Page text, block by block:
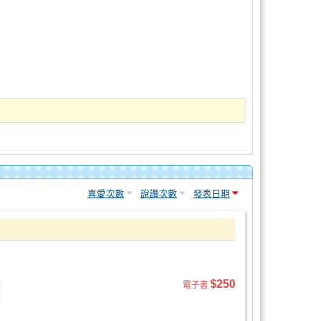
喜愛次數 說讚次數 發表日期
電子書 $250